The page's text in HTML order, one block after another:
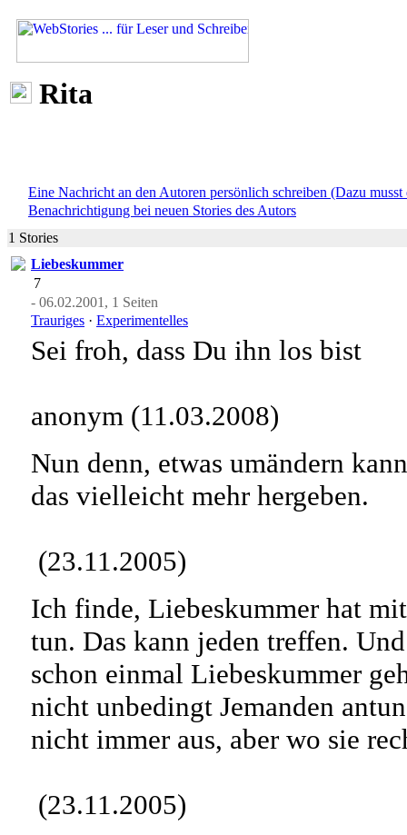
Rita
Eine Nachricht an den Autoren persönlich schreiben (Dazu
Benachrichtigung bei neuen Stories des Autors
1 Stories
Liebeskummer
7
- 06.02.2001, 1 Seiten
Trauriges · Experimentelles
Sei froh, dass Du ihn los bist
anonym (11.03.2008)
Nun denn, etwas umändern
das vielleicht mehr hergeben.
(23.11.2005)
Ich finde, Liebeskummer hat
tun. Das kann jeden treffen.
schon einmal Liebeskummer
nicht unbedingt Jemanden
nicht immer aus, aber wo sie
(23.11.2005)